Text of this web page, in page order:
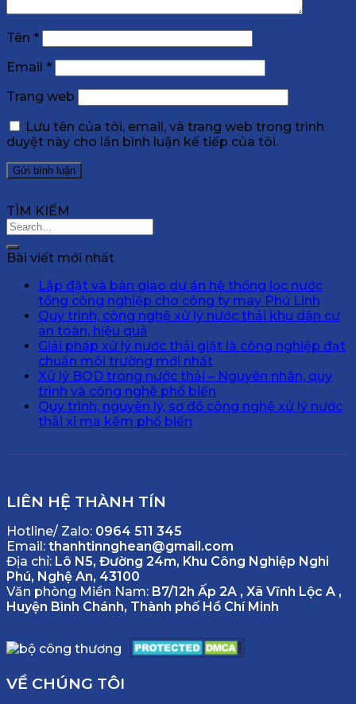
Tên *
Email *
Trang web
Lưu tên của tôi, email, và trang web trong trình
duyệt này cho lần bình luận kế tiếp của tôi.
TÌM KIẾM
Bài viết mới nhất
Lắp đặt và bàn giao dự án hệ thống lọc nước
tổng công nghiệp cho công ty may Phú Linh
Quy trình, công nghệ xử lý nước thải khu dân cư
an toàn, hiệu quả
Giải pháp xử lý nước thải giặt là công nghiệp đạt
chuẩn môi trường mới nhất
Xử lý BOD trong nước thải – Nguyên nhân, quy
trình và công nghệ phổ biến
Quy trình, nguyên lý, sơ đồ công nghệ xử lý nước
thải xi mạ kẽm phổ biến
LIÊN HỆ THÀNH TÍN
Hotline/ Zalo: 0964 511 345
Email: thanhtinnghean@gmail.com
Địa chỉ: Lô N5, Đường 24m, Khu Công Nghiệp Nghi
Phú, Nghệ An, 43100
Văn phòng Miền Nam: B7/12h Ấp 2A , Xã Vĩnh Lộc A ,
Huyện Bình Chánh, Thành phố Hồ Chí Minh
VỀ CHÚNG TÔI